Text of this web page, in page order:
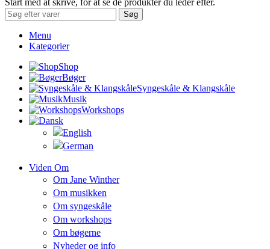
Start med at skrive, for at se de produkter du leder efter.
Søg
Menu
Kategorier
Shop
Bøger
Syngeskåle & Klangskåle
Musik
Workshops
Viden Om
Om Jane Winther
Om musikken
Om syngeskåle
Om workshops
Om bøgerne
Nyheder og info